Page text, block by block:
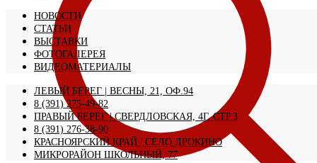
НОВОСТИ
СТАТЬИ
ВЫСТАВКИ
ФОТОГАЛЕРЕЯ
ВИДЕОМАТЕРИАЛЫ
ЛЕВЫЙ БЕРЕГ | ВЕСНЫ, 21, ОФ.94
8 (391) 275-49-82
ПРАВЫЙ БЕРЕГ | СВЕРДЛОВСКАЯ, 4Г, СТР.3
8 (391) 276-38-90
КРАСНОЯРСКИЙ КРАЙ | CЕЛО ДРОКИНО
МИКРОРАЙОН ШКОЛЬНЫЙ, 77